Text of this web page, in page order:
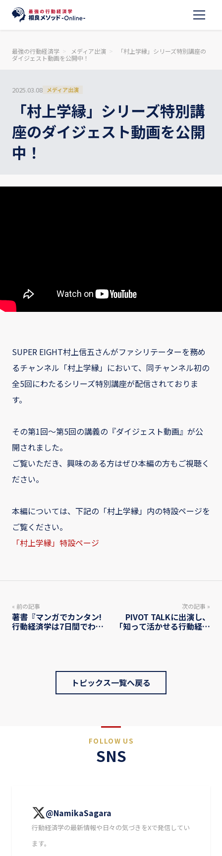
最強の行動経済学 メディア出演
「村上学縁」シリーズ特別講座の
ダイジェスト動画を公開中！
2025.03.08 メディア出演
「村上学縁」シリーズ特別講
座のダイジェスト動画を公開
中！
SUPER EIGHT村上信五さんがファシリテーターを務め
るチャンネル「村上学縁」において、同チャンネル初の
全5回にわたるシリーズ特別講座が配信されておりま
す。
その第1回～第5回の講義の『ダイジェスト動画』が公
開されました。
ご覧いただき、興味のある方はぜひ本編の方もご視聴く
ださい。
本編については、下記の「村上学縁」内の特設ページを
ご覧ください。
「村上学縁」特設ページ
« 前の記事
著書『マンガでカンタン!
行動経済学は7日間でわか
次の記事 »
PIVOT TALKに出演し、
「知って活かせる行動経済
トピックス一覧へ戻る
FOLLOW US
SNS
@NamikaSagara
行動経済学の最新情報や日々の気づきをXで発信してい
ます。